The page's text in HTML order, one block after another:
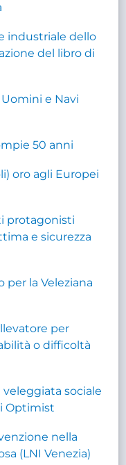
industriale dello
del libro di
e Navi
50 anni
oro agli Europei
protagonisti
e sicurezza
per la Veleziana
per
o difficoltà
veleggiata sociale
Optimist
nella
(LNI Venezia)